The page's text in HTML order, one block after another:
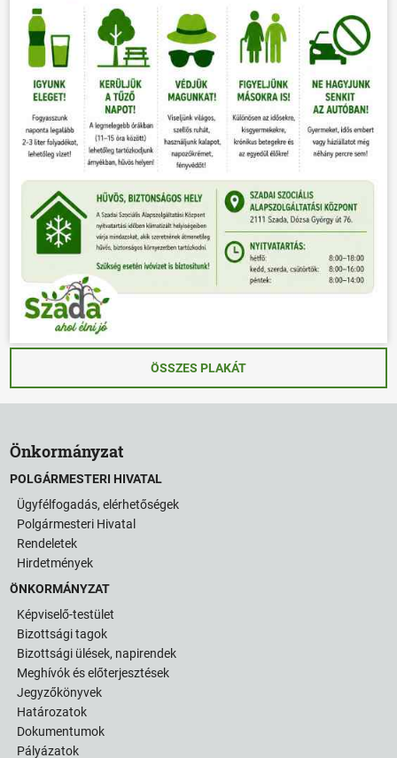
ÖSSZES PLAKÁT
Önkormányzat
POLGÁRMESTERI HIVATAL
Ügyfélfogadás, elérhetőségek
Polgármesteri Hivatal
Rendeletek
Hirdetmények
ÖNKORMÁNYZAT
Képviselő-testület
Bizottsági tagok
Bizottsági ülések, napirendek
Meghívók és előterjesztések
Jegyzőkönyvek
Határozatok
Dokumentumok
Pályázatok